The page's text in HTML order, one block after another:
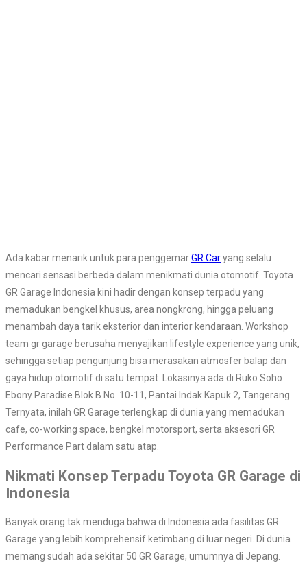
Ada kabar menarik untuk para penggemarGR Caryang selalu
mencari sensasi berbeda dalam menikmati dunia otomotif. Toyota
GR Garage Indonesia kini hadir dengan konsep terpadu yang
memadukan bengkel khusus, area nongkrong, hingga peluang
menambah daya tarik eksterior dan interior kendaraan. Workshop
team gr garage berusaha menyajikan lifestyle experience yang unik,
sehingga setiap pengunjung bisa merasakan atmosfer balap dan
gaya hidup otomotif di satu tempat. Lokasinya ada di Ruko Soho
Ebony Paradise Blok B No. 10-11, Pantai Indak Kapuk 2, Tangerang.
Ternyata, inilah GR Garage terlengkap di dunia yang memadukan
cafe, co-working space, bengkel motorsport, serta aksesori GR
Performance Part dalam satu atap.
Nikmati Konsep Terpadu Toyota GR Garage di
Indonesia
Banyak orang tak menduga bahwa di Indonesia ada fasilitas GR
Garage yang lebih komprehensif ketimbang di luar negeri. Di dunia
memang sudah ada sekitar 50 GR Garage, umumnya di Jepang.